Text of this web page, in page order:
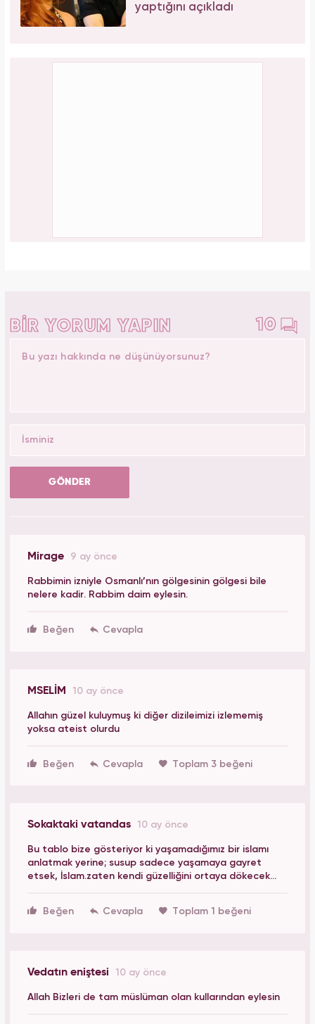
yaptığını açıkladı
BİR YORUM YAPIN 10
GÖNDER
Mirage 9 ay önce
Rabbimin izniyle Osmanlı’nın gölgesinin gölgesi bile
nelere kadir. Rabbim daim eylesin.
Beğen
MSELİM 10 ay önce
Allahın güzel kuluymuş ki diğer dizileimizi izlememiş
yoksa ateist olurdu
Beğen Toplam 3 beğeni
Sokaktaki vatandas 10 ay önce
Bu tablo bize gösteriyor ki yaşamadığımız bir islamı
anlatmak yerine; susup sadece yaşamaya gayret
etsek, İslam.zaten kendi güzelliğini ortaya dökecek...
Beğen Toplam 1 beğeni
Vedatın eniştesi 10 ay önce
Allah Bizleri de tam müslüman olan kullarından eylesin